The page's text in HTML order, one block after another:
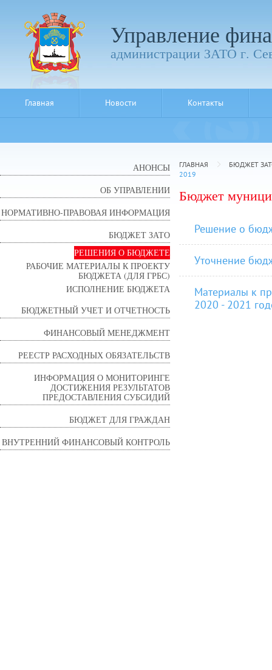
Управление
администрации ЗАТО г.
Главная Новости Контакты
ГЛАВНАЯ
БЮДЖЕТ
2019
Бюджет
Решение о
Уточнение
Материалы к
2020 - 2021
АНОНСЫ
ОБ УПРАВЛЕНИИ
НОРМАТИВНО-ПРАВОВАЯ ИНФОРМАЦИЯ
БЮДЖЕТ ЗАТО
РЕШЕНИЯ О БЮДЖЕТЕ
РАБОЧИЕ МАТЕРИАЛЫ К ПРОЕКТУ
БЮДЖЕТА (ДЛЯ ГРБС)
ИСПОЛНЕНИЕ БЮДЖЕТА
БЮДЖЕТНЫЙ УЧЕТ И ОТЧЕТНОСТЬ
ФИНАНСОВЫЙ МЕНЕДЖМЕНТ
РЕЕСТР РАСХОДНЫХ ОБЯЗАТЕЛЬСТВ
ИНФОРМАЦИЯ О МОНИТОРИНГЕ
ДОСТИЖЕНИЯ РЕЗУЛЬТАТОВ
ПРЕДОСТАВЛЕНИЯ СУБСИДИЙ
БЮДЖЕТ ДЛЯ ГРАЖДАН
ВНУТРЕННИЙ ФИНАНСОВЫЙ КОНТРОЛЬ